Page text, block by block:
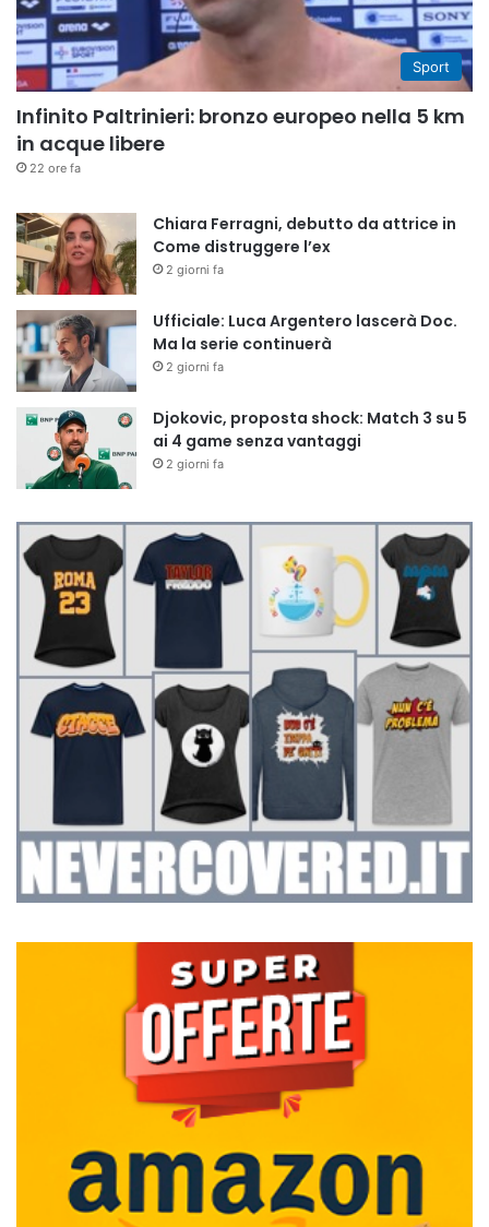
Sport
Infinito Paltrinieri: bronzo europeo nella 5 km
in acque libere
22 ore fa
Chiara Ferragni, debutto da attrice in
Come distruggere l’ex
2 giorni fa
Ufficiale: Luca Argentero lascerà Doc.
Ma la serie continuerà
2 giorni fa
Djokovic, proposta shock: Match 3 su 5
ai 4 game senza vantaggi
2 giorni fa